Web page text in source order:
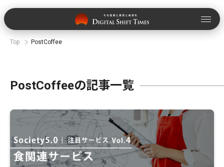
Top PostCoffee
PostCoffeeの記事一覧